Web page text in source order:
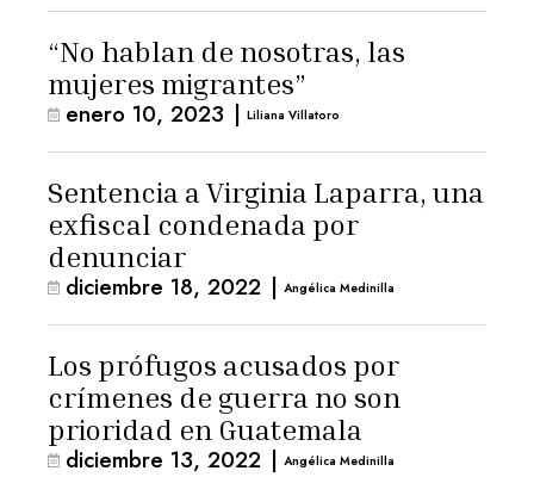
“No hablan de nosotras, las
mujeres migrantes”
enero 10, 2023 | Liliana Villatoro
Sentencia a Virginia Laparra, una
exfiscal condenada por
denunciar
diciembre 18, 2022 | Angélica Medinilla
Los prófugos acusados por
crímenes de guerra no son
prioridad en Guatemala
diciembre 13, 2022 | Angélica Medinilla